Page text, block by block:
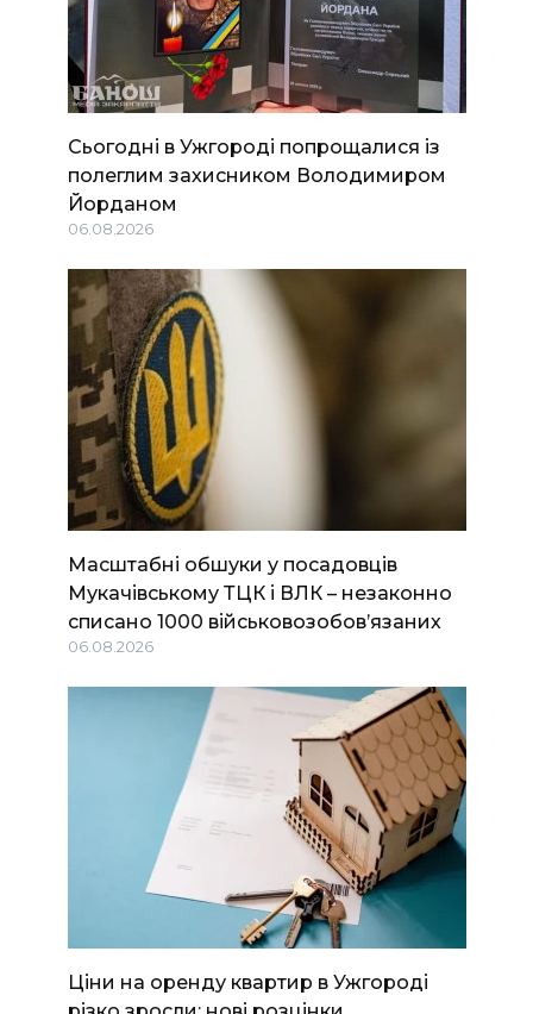
Сьогодні в Ужгороді попрощалися із
полеглим захисником Володимиром
Йорданом
06.08.2026
Масштабні обшуки у посадовців
Мукачівському ТЦК і ВЛК – незаконно
списано 1000 військовозобов’язаних
06.08.2026
Ціни на оренду квартир в Ужгороді